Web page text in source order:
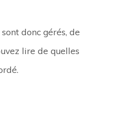
donc gérés, de
lire de quelles